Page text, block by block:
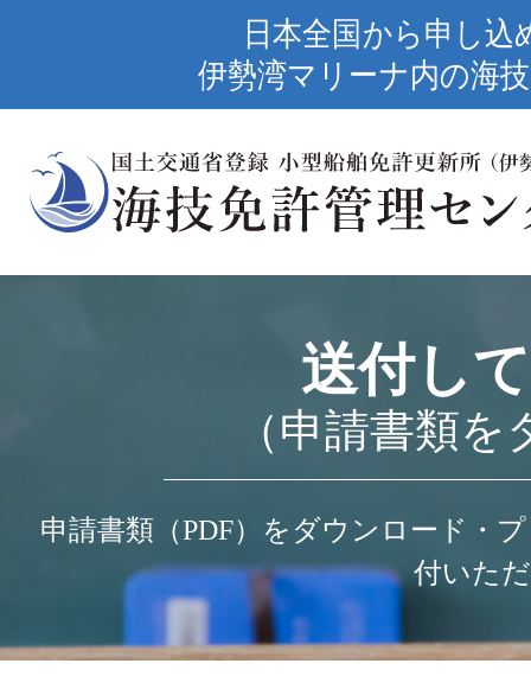
日本全国から申し
伊勢湾マリーナ内の海
送付し
（申請書類
申請書類（PDF）をダウンロード・
付いた